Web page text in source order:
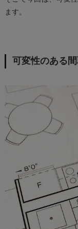
ます。
可変性のある